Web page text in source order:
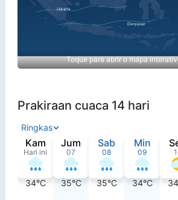
Toque para abrir o mapa
Prakiraan cuaca 14 hari
Ringkas
Kam
Hari ini
34°C
Jum
07
35°C
Sab
08
35°C
Min
09
34°C